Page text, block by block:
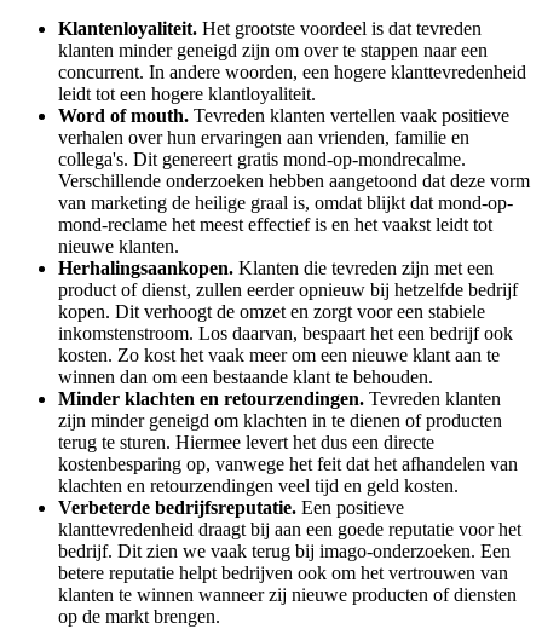
Klantenloyaliteit. Het grootste voordeel is dat tevreden
klanten minder geneigd zijn om over te stappen naar een
concurrent. In andere woorden, een hogere klanttevredenheid
leidt tot een hogere klantloyaliteit.
Word of mouth. Tevreden klanten vertellen vaak positieve
verhalen over hun ervaringen aan vrienden, familie en
collega's. Dit genereert gratis mond-op-mondrecalme.
Verschillende onderzoeken hebben aangetoond dat deze vorm
van marketing de heilige graal is, omdat blijkt dat mond-op-
mond-reclame het meest effectief is en het vaakst leidt tot
nieuwe klanten.
Herhalingsaankopen. Klanten die tevreden zijn met een
product of dienst, zullen eerder opnieuw bij hetzelfde bedrijf
kopen. Dit verhoogt de omzet en zorgt voor een stabiele
inkomstenstroom. Los daarvan, bespaart het een bedrijf ook
kosten. Zo kost het vaak meer om een nieuwe klant aan te
winnen dan om een bestaande klant te behouden.
Minder klachten en retourzendingen. Tevreden klanten
zijn minder geneigd om klachten in te dienen of producten
terug te sturen. Hiermee levert het dus een directe
kostenbesparing op, vanwege het feit dat het afhandelen van
klachten en retourzendingen veel tijd en geld kosten.
Verbeterde bedrijfsreputatie. Een positieve
klanttevredenheid draagt bij aan een goede reputatie voor het
bedrijf. Dit zien we vaak terug bij imago-onderzoeken. Een
betere reputatie helpt bedrijven ook om het vertrouwen van
klanten te winnen wanneer zij nieuwe producten of diensten
op de markt brengen.